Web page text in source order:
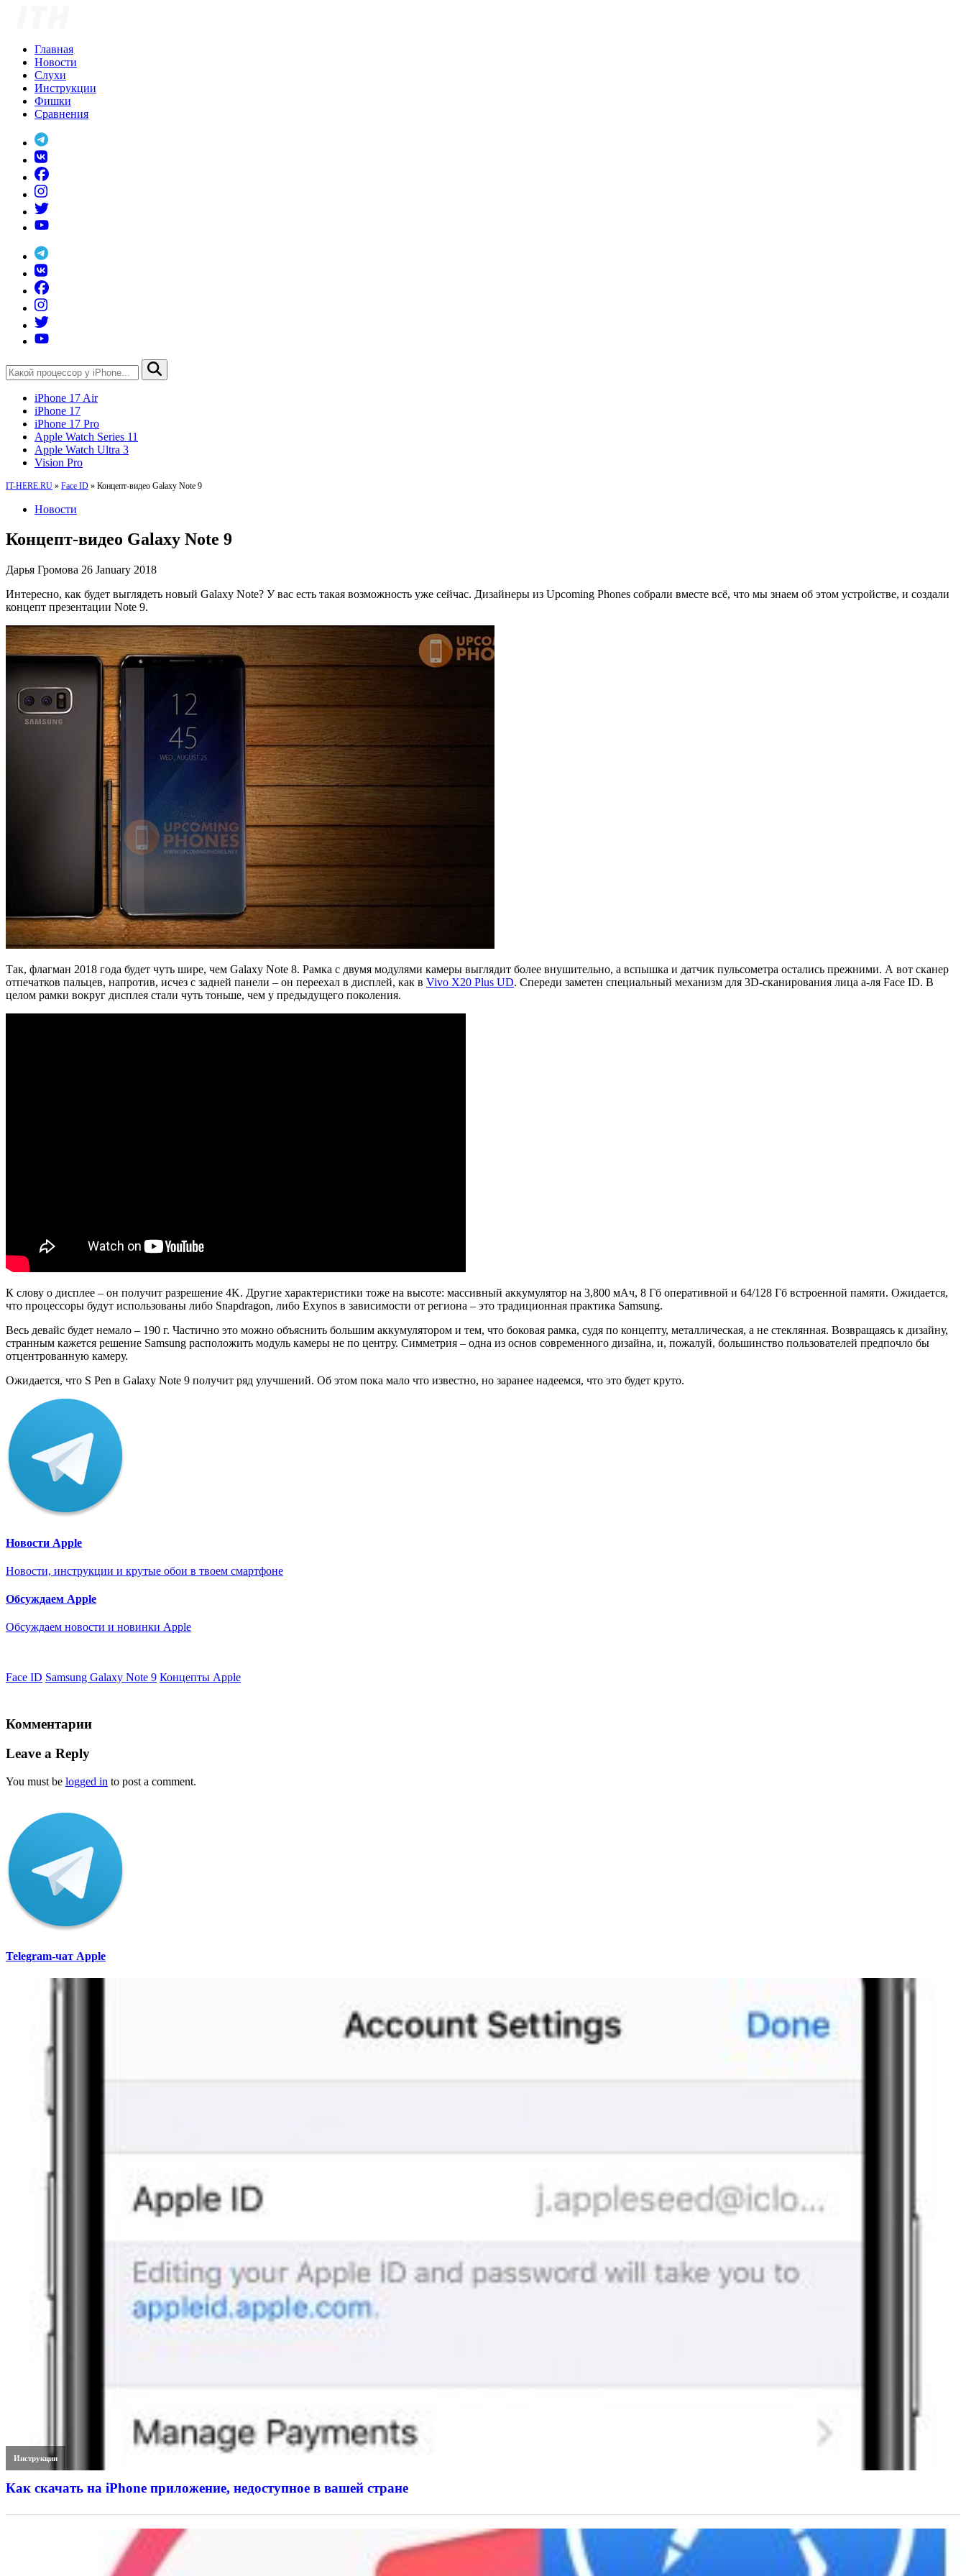
Главная
Новости
Слухи
Инструкции
Фишки
Сравнения
iPhone 17 Air
iPhone 17
iPhone 17 Pro
Apple Watch Series 11
Apple Watch Ultra 3
Vision Pro
IT-HERE.RU » Face ID » Концепт-видео Galaxy Note 9
Новости
Концепт-видео Galaxy Note 9
Дарья Громова 26 January 2018
Интересно, как будет выглядеть новый Galaxy Note? У вас есть такая возможность уже сейчас. Дизайнеры из Upcoming Phones собрали вместе всё, что мы знаем об этом устройстве, и создали
концепт презентации Note 9.
Так, флагман 2018 года будет чуть шире, чем Galaxy Note 8. Рамка с двумя модулями камеры выглядит более внушительно, а вспышка и датчик пульсометра остались прежними. А вот сканер
отпечатков пальцев, напротив, исчез с задней панели – он переехал в дисплей, как в Vivo X20 Plus UD. Спереди заметен специальный механизм для 3D-сканирования лица а-ля Face ID. В
целом рамки вокруг дисплея стали чуть тоньше, чем у предыдущего поколения.
К слову о дисплее – он получит разрешение 4K. Другие характеристики тоже на высоте: массивный аккумулятор на 3,800 мАч, 8 Гб оперативной и 64/128 Гб встроенной памяти. Ожидается,
что процессоры будут использованы либо Snapdragon, либо Exynos в зависимости от региона – это традиционная практика Samsung.
Весь девайс будет немало – 190 г. Частично это можно объяснить большим аккумулятором и тем, что боковая рамка, судя по концепту, металлическая, а не стеклянная. Возвращаясь к дизайну,
странным кажется решение Samsung расположить модуль камеры не по центру. Симметрия – одна из основ современного дизайна, и, пожалуй, большинство пользователей предпочло бы
отцентрованную камеру.
Ожидается, что S Pen в Galaxy Note 9 получит ряд улучшений. Об этом пока мало что известно, но заранее надеемся, что это будет круто.
Новости Apple
Новости, инструкции и крутые обои в твоем смартфоне
Обсуждаем Apple
Обсуждаем новости и новинки Apple
Face ID Samsung Galaxy Note 9 Концепты Apple
Комментарии
Leave a Reply
You must be logged in to post a comment.
Telegram-чат Apple
Инструкции
Как скачать на iPhone приложение, недоступное в вашей стране